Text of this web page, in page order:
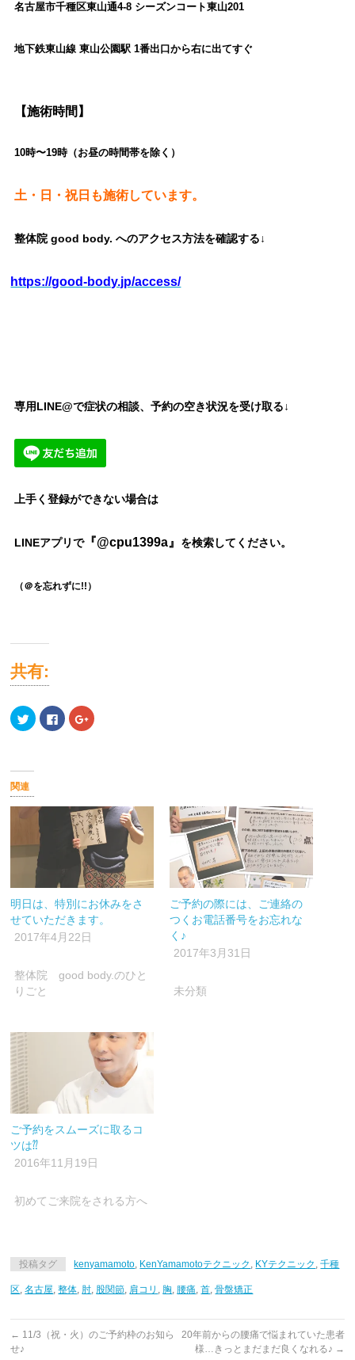
名古屋市千種区東山通4-8 シーズンコート東山201
地下鉄東山線 東山公園駅 1番出口から右に出てすぐ
【施術時間】
10時〜19時（お昼の時間帯を除く）
土・日・祝日も施術しています。
整体院 good body. へのアクセス方法を確認する↓
https://good-body.jp/access/
専用LINE@で症状の相談、予約の空き状況を受け取る↓
上手く登録ができない場合は
LINEアプリで『@cpu1399a』 を検索してください。
（＠を忘れずに!!）
共有:
ク
リ
Twitter
有
(新
い
ウ
ィ
ン
ド
ウ
で
開
き
ま
す)
Facebook
で
ッ
(新
し
い
ウ
ィ
ン
ド
開
き
ク
リ
(新
し
い
ウ
ィ
ン
ド
ウ
で
き
ま
す)
関連
明日は、特別にお休みをさ
せていただきます。
2017年4月22日
整体院 good body.のひと
りごと
ご予約の際には、ご連絡の
つくお電話番号をお忘れな
く♪
2017年3月31日
未分類
ご予約をスムーズに取るコ
ツは⁇
2016年11月19日
初めてご来院をされる方へ
投稿タグ kenyamamoto, KenYamamotoテクニック , KYテクニック ,千種
区,名古屋,整体, 肘, 股関節, 肩コリ , 胸, 腰痛,首,骨盤矯正
← 11/3（祝・火）のご予約枠のお知ら
せ♪
20年前からの腰痛で悩まれていた患者
様…きっとまだまだ良くなれる♪ →